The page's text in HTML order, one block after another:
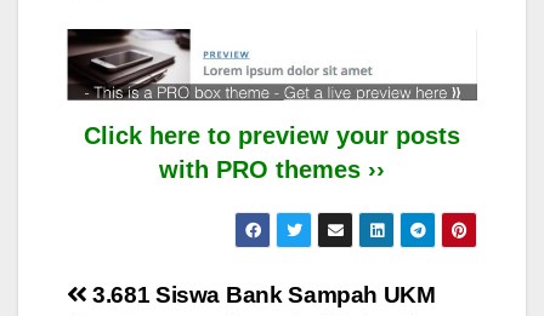
Click here to preview your posts
with PRO themes ››
Post
Bank Sampah UKM
3.681 Siswa